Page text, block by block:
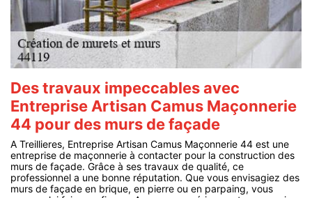
Des travaux impeccables avec
Entreprise Artisan Camus Maçonnerie
44 pour des murs de façade
A Treillieres, Entreprise Artisan Camus Maçonnerie 44 est une
entreprise de maçonnerie à contacter pour la construction des
murs de façade. Grâce à ses travaux de qualité, ce
professionnel a une bonne réputation. Que vous envisagiez des
murs de façade en brique, en pierre ou en parpaing, vous